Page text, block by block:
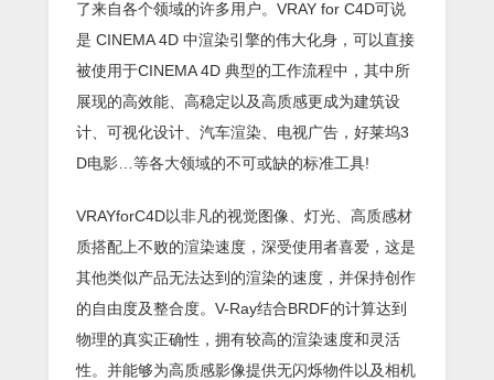
了来自各个领域的许多用户。VRAY for C4D可说
是 CINEMA 4D 中渲染引擎的伟大化身，可以直接
被使用于CINEMA 4D 典型的工作流程中，其中所
展现的高效能、高稳定以及高质感更成为建筑设
计、可视化设计、汽车渲染、电视广告，好莱坞3
D电影…等各大领域的不可或缺的标准工具!
VRAYforC4D以非凡的视觉图像、灯光、高质感材
质搭配上不败的渲染速度，深受使用者喜爱，这是
其他类似产品无法达到的渲染的速度，并保持创作
的自由度及整合度。V-Ray结合BRDF的计算达到
物理的真实正确性，拥有较高的渲染速度和灵活
性。并能够为高质感影像提供无闪烁物件以及相机